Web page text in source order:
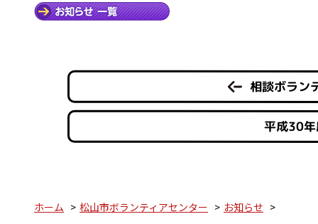
相談ボラン
平成30
ホーム 松山市ボランティアセンター お知らせ